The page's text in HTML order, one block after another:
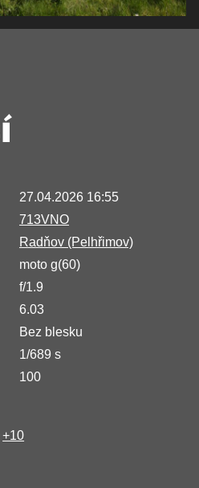
27.04.2026 16:55
713VNO
Radňov (Pelhřimov)
moto g(60)
f/1.9
6.03
Bez blesku
1/689 s
100
+10